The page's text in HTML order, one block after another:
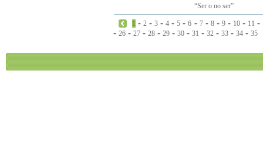
“Ser o no ser”
1 -2 -3 -4 -5 -6 - 7- 8- 9- 10- 11 -
- 26 - 27 - 28 - 29 - 30 - 31 - 32 - 33 - 34 - 35